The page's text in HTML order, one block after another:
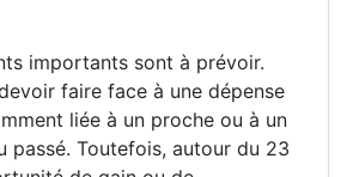
importants sont à prévoir.
faire face à une dépense
liée à un proche ou à un
passé. Toutefois, autour du 23